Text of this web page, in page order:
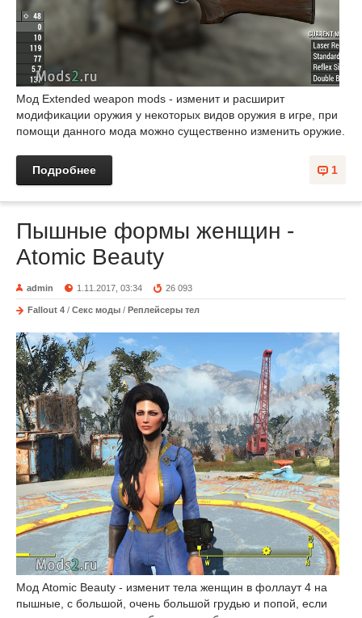
Мод Extended weapon mods - изменит и расширит
модификации оружия у некоторых видов оружия в игре, при
помощи данного мода можно существенно изменить оружие.
1
Подробнее
Пышные формы женщин -
Atomic Beauty
admin 1.11.2017, 03:34 26 093
Fallout 4 / Секс моды / Реплейсеры тел
Мод Atomic Beauty - изменит тела женщин в фоллаут 4 на
пышные, с большой, очень большой грудью и попой, если